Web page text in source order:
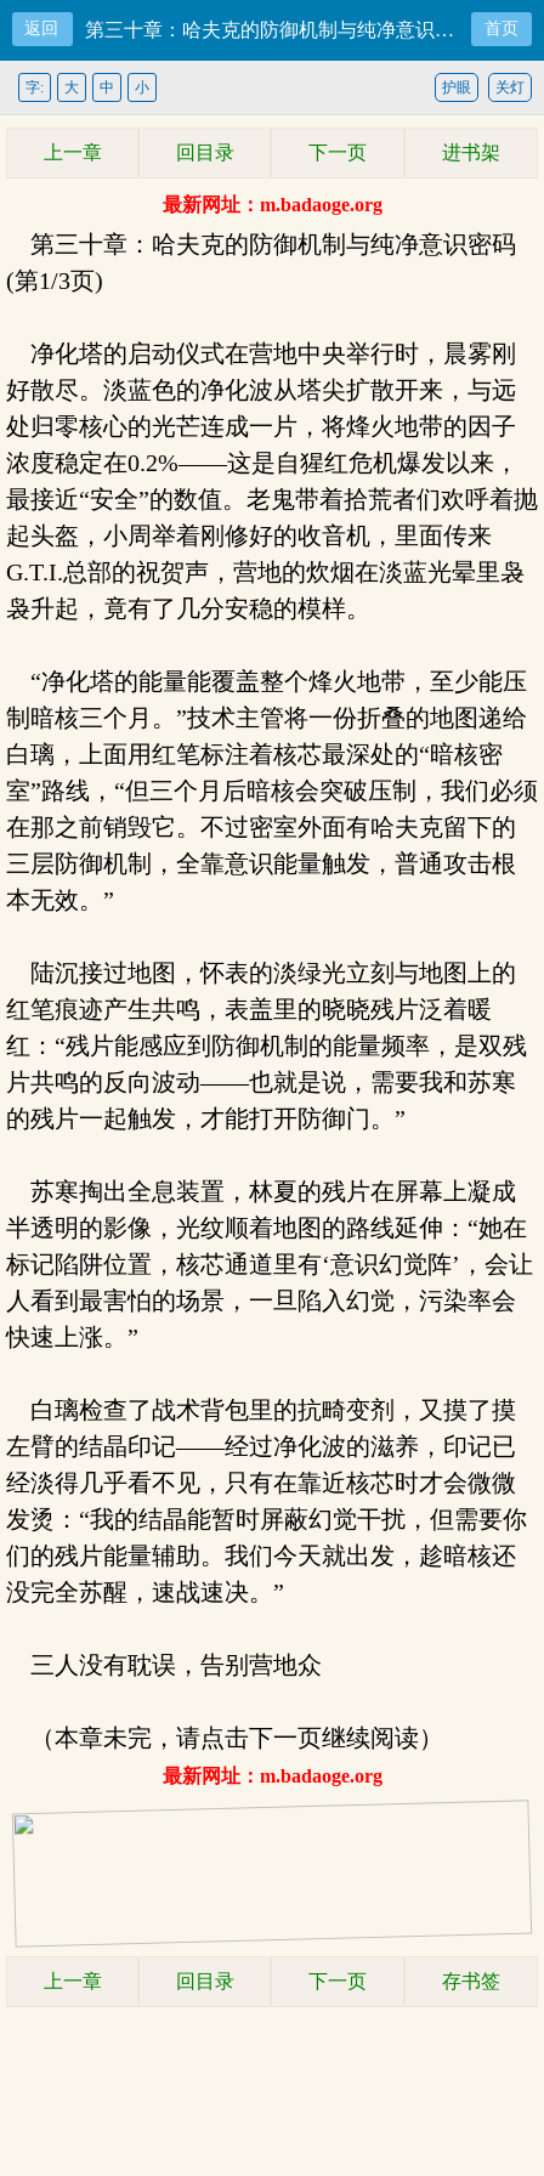
返回 第三十章：哈夫克的防御机制与纯净意识密码 首页
关灯
护眼
字: 大 中 小
上一章 回目录 下一页 进书架
最新网址：m.badaoge.org
第三十章：哈夫克的防御机制与纯净意识密码
(第1/3页)
净化塔的启动仪式在营地中央举行时，晨雾刚
好散尽。淡蓝色的净化波从塔尖扩散开来，与远
处归零核心的光芒连成一片，将烽火地带的因子
浓度稳定在0.2%——这是自猩红危机爆发以来，
最接近“安全”的数值。老鬼带着拾荒者们欢呼着抛
起头盔，小周举着刚修好的收音机，里面传来
G.T.I.总部的祝贺声，营地的炊烟在淡蓝光晕里袅
袅升起，竟有了几分安稳的模样。
“净化塔的能量能覆盖整个烽火地带，至少能压
制暗核三个月。”技术主管将一份折叠的地图递给
白璃，上面用红笔标注着核芯最深处的“暗核密
室”路线，“但三个月后暗核会突破压制，我们必须
在那之前销毁它。不过密室外面有哈夫克留下的
三层防御机制，全靠意识能量触发，普通攻击根
本无效。”
陆沉接过地图，怀表的淡绿光立刻与地图上的
红笔痕迹产生共鸣，表盖里的晓晓残片泛着暖
红：“残片能感应到防御机制的能量频率，是双残
片共鸣的反向波动——也就是说，需要我和苏寒
的残片一起触发，才能打开防御门。”
苏寒掏出全息装置，林夏的残片在屏幕上凝成
半透明的影像，光纹顺着地图的路线延伸：“她在
标记陷阱位置，核芯通道里有‘意识幻觉阵’，会让
人看到最害怕的场景，一旦陷入幻觉，污染率会
快速上涨。”
白璃检查了战术背包里的抗畸变剂，又摸了摸
左臂的结晶印记——经过净化波的滋养，印记已
经淡得几乎看不见，只有在靠近核芯时才会微微
发烫：“我的结晶能暂时屏蔽幻觉干扰，但需要你
们的残片能量辅助。我们今天就出发，趁暗核还
没完全苏醒，速战速决。”
三人没有耽误，告别营地众
（本章未完，请点击下一页继续阅读）
最新网址：m.badaoge.org
上一章 回目录 下一页 存书签